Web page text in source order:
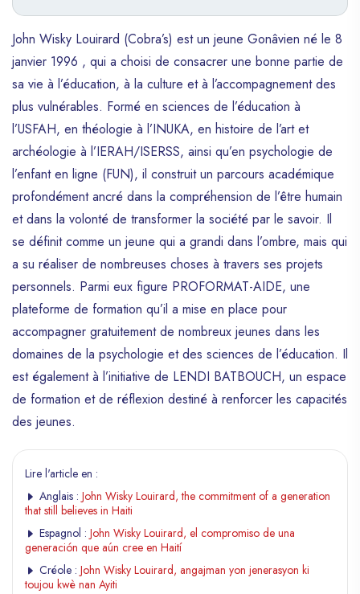
John Wisky Louirard (Cobra’s) est un jeune Gonâvien né le 8
janvier 1996 , qui a choisi de consacrer une bonne partie de
sa vie à l’éducation, à la culture et à l’accompagnement des
plus vulnérables. Formé en sciences de l’éducation à
l’USFAH, en théologie à l’INUKA, en histoire de l’art et
archéologie à l’IERAH/ISERSS, ainsi qu’en psychologie de
l’enfant en ligne (FUN), il construit un parcours académique
profondément ancré dans la compréhension de l’être humain
et dans la volonté de transformer la société par le savoir. Il
se définit comme un jeune qui a grandi dans l’ombre, mais qui
a su réaliser de nombreuses choses à travers ses projets
personnels. Parmi eux figure PROFORMAT-AIDE, une
plateforme de formation qu’il a mise en place pour
accompagner gratuitement de nombreux jeunes dans les
domaines de la psychologie et des sciences de l’éducation. Il
est également à l’initiative de LENDI BATBOUCH, un espace
de formation et de réflexion destiné à renforcer les capacités
des jeunes.
Lire l'article en :
Anglais : John Wisky Louirard, the commitment of a generation
that still believes in Haiti
Espagnol : John Wisky Louirard, el compromiso de una
generación que aún cree en Haití
Créole : John Wisky Louirard, angajman yon jenerasyon ki
toujou kwè nan Ayiti